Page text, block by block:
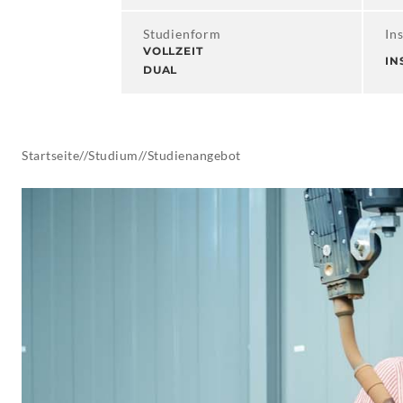
Studienform
VOLLZEIT
DUAL
Startseite//Studium//Studienangebot